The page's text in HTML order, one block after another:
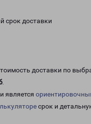
срок доставки
доставки по
.
является
срок и